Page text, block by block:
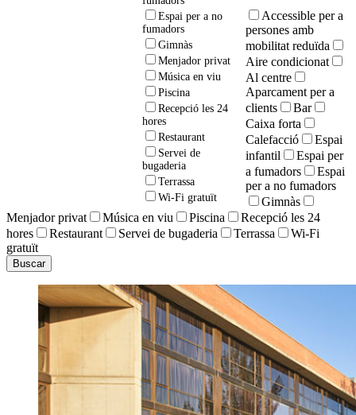
Espai per a no
fumadors
Gimnàs
Menjador privat
Música en viu
Piscina
Recepció les 24
hores
Restaurant
Servei de
bugaderia
Terrassa
Wi-Fi gratuït
Accessible per a
persones amb
mobilitat reduïda
Aire condicionat
Al centre
Aparcament per a
clients
Bar
Caixa forta
Calefacció
Espai
infantil
Espai per
a fumadors
Espai
per a no fumadors
Gimnàs
Menjador privat
Música en viu Piscina
Recepció les 24
hores
Restaurant Servei de bugaderia Terrassa
Wi-Fi
gratuït